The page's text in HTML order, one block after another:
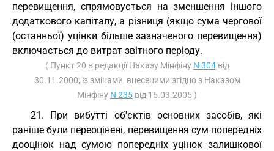
перевищення, спрямовується на зменшення іншого
додаткового капіталу, а різниця (якщо сума чергової
(останньої) уцінки більше зазначеного перевищення)
включається до витрат звітного періоду.
( Пункт 20 в редакції Наказу Мінфіну N 304від
30.11.2000; із змінами, внесеними згідно з Наказом
Мінфіну N 235 від 16.03.2005 )
21. При вибутті об'єктів основних засобів, які
раніше були переоцінені, перевищення сум попередніх
дооцінок над сумою попередніх уцінок залишкової